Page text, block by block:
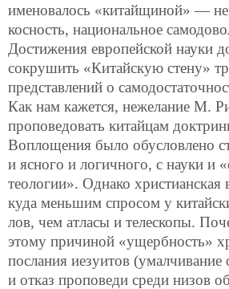
именовалось «китайщиной» —
косность, национальное
Достижения европейской науки
сокрушить «Китайскую стену»
представлений о
Как нам кажется, нежелание М.
проповедовать китайцам
Воплощения было обусловлено
и ясного и логичного, с науки и
теологии». Однако христианская
куда меньшим спросом у
лов, чем атласы и телескопы.
этому причиной «ущербность»
послания иезуитов
и отказ проповеди среди низов